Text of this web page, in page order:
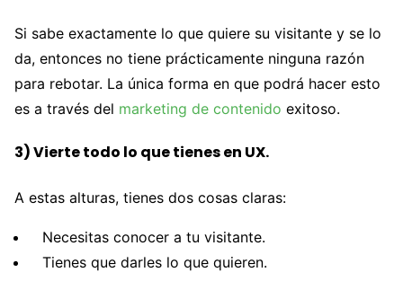
Si sabe exactamente lo que quiere su visitante y se lo
da, entonces no tiene prácticamente ninguna razón
para rebotar. La única forma en que podrá hacer esto
es a través del marketing de contenido exitoso.
3) Vierte todo lo que tienes en UX.
A estas alturas, tienes dos cosas claras:
Necesitas conocer a tu visitante.
Tienes que darles lo que quieren.